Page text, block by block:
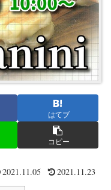
はてブ
コピー
2021.11.05 2021.11.23